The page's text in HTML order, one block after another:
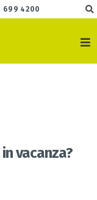
699 4200
vacanza?